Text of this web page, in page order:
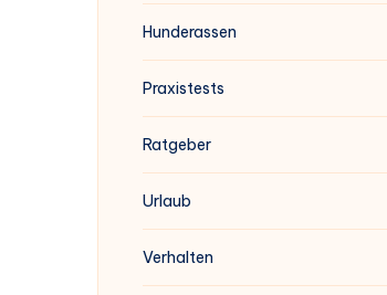
Hunderassen
Praxistests
Ratgeber
Urlaub
Verhalten